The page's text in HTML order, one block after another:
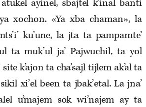
ayinel, sbajtel k’inal banti
x­ochon. «Ya xba chaman», la
ku’une, la jta ta pampamte’
ta muk’ul ja’ Pajwuchil, ta yol
k’ajon ta cha’sajl tijlem ak’al ta
xi’el been ta jbak’etal. La jna’
u’majem sok wi’najem ay ta